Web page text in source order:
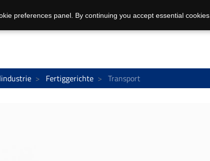
Fertiggerichte Transport
preferences panel. By continuing you accept essential cookies.